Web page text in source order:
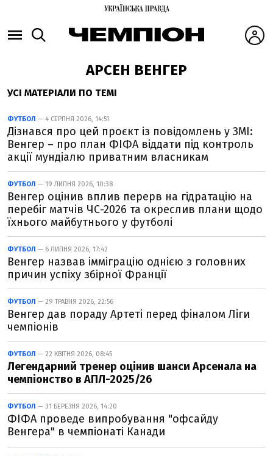
АРСЕН ВЕНГЕР
УСІ МАТЕРІАЛИ ПО ТЕМІ
ФУТБОЛ — 4 СЕРПНЯ 2026, 14:51
Дізнався про цей проєкт із повідомлень у ЗМІ:
Венгер – про план ФІФА віддати під контроль
акції мундіалю приватним власникам
ФУТБОЛ — 19 ЛИПНЯ 2026, 10:38
Венгер оцінив вплив перерв на гідратацію на
перебіг матчів ЧС-2026 та окреслив плани щодо
їхнього майбутнього у футболі
ФУТБОЛ — 6 ЛИПНЯ 2026, 17:42
Венгер назвав імміграцію однією з головних
причин успіху збірної Франції
ФУТБОЛ — 29 ТРАВНЯ 2026, 22:56
Венгер дав пораду Артеті перед фіналом Ліги
чемпіонів
ФУТБОЛ — 22 КВІТНЯ 2026, 08:45
Легендарний тренер оцінив шанси Арсенала на
чемпіонство в АПЛ-2025/26
ФУТБОЛ — 31 БЕРЕЗНЯ 2026, 14:20
ФІФА проведе випробування "офсайду
Венгера" в чемпіонаті Канади